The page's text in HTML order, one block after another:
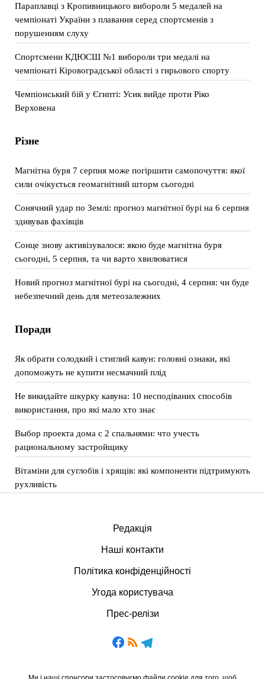
Параплавці з Кропивницького вибороли 5 медалей на
чемпіонаті України з плавання серед спортсменів з
порушенням слуху
Спортсмени КДЮСШ №1 вибороли три медалі на
чемпіонаті Кіровоградської області з гирьового спорту
Чемпіонський бій у Єгипті: Усик вийде проти Ріко
Верховена
Різне
Магнітна буря 7 серпня може погіршити самопочуття: якої
сили очікується геомагнітний шторм сьогодні
Сонячний удар по Землі: прогноз магнітної бурі на 6 серпня
здивував фахівців
Сонце знову активізувалося: якою буде магнітна буря
сьогодні, 5 серпня, та чи варто хвилюватися
Новий прогноз магнітної бурі на сьогодні, 4 серпня: чи буде
небезпечний день для метеозалежних
Поради
Як обрати солодкий і стиглий кавун: головні ознаки, які
допоможуть не купити несмачний плід
Не викидайте шкурку кавуна: 10 несподіваних способів
використання, про які мало хто знає
Выбор проекта дома с 2 спальнями: что учесть
рациональному застройщику
Вітаміни для суглобів і хрящів: які компоненти підтримують
рухливість
Редакція
Наші контакти
Політика конфіденційності
Угода користувача
Прес-релізи